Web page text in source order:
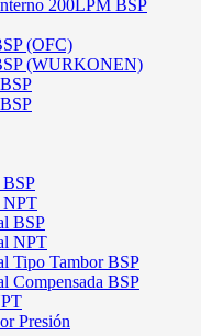
200LPM BSP
(OFC)
(WURKONEN)
NPT
BSP
NPT
Tipo Tambor BSP
Compensada BSP
Presión